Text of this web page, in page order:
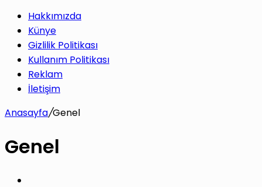
Hakkımızda
Künye
Gizlilik Politikası
Kullanım Politikası
Reklam
İletişim
Anasayfa/Genel
Genel